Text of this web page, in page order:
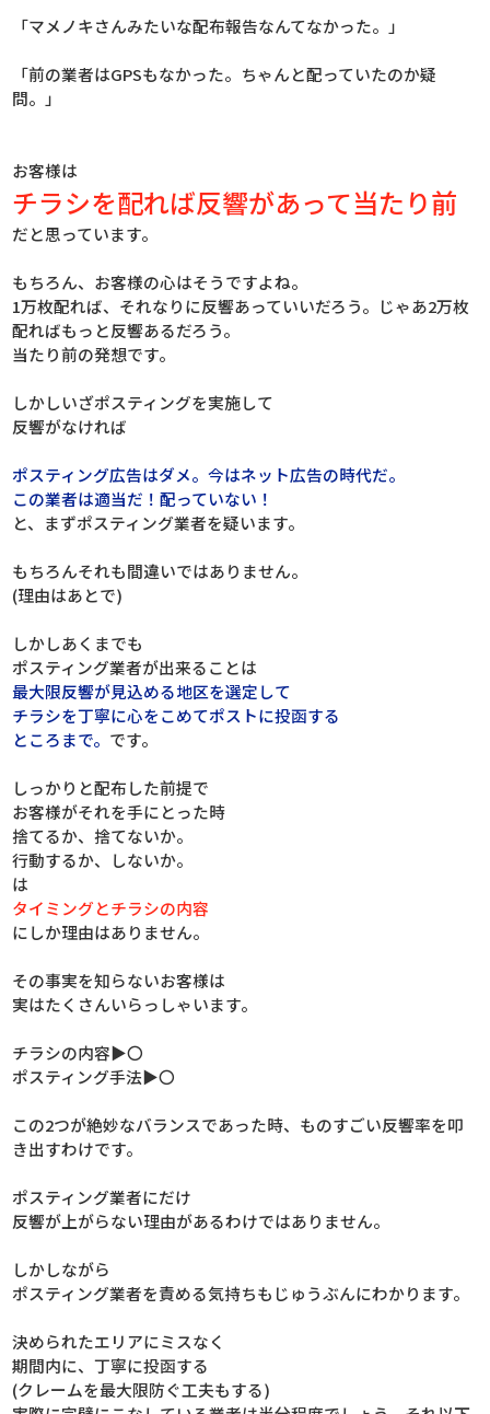
「マメノキさんみたいな配布報告なんてなかった。」
「前の業者はGPSもなかった。ちゃんと配っていたのか疑
問。」
お客様は
チラシを配れば反響があって当たり前
だと思っています。
もちろん、お客様の心はそうですよね。
1万枚配れば、それなりに反響あっていいだろう。じゃあ2万枚
配ればもっと反響あるだろう。
当たり前の発想です。
しかしいざポスティングを実施して
反響がなければ
ポスティング広告はダメ。今はネット広告の時代だ。
この業者は適当だ！配っていない！
と、まずポスティング業者を疑います。
もちろんそれも間違いではありません。
(理由はあとで)
しかしあくまでも
ポスティング業者が出来ることは
最大限反響が見込める地区を選定して
チラシを丁寧に心をこめてポストに投函する
ところまで。 です。
しっかりと配布した前提で
お客様がそれを手にとった時
捨てるか、捨てないか。
行動するか、しないか。
は
タイミングとチラシの内容
にしか理由はありません。
その事実を知らないお客様は
実はたくさんいらっしゃいます。
チラシの内容▶〇
ポスティング手法▶〇
この2つが絶妙なバランスであった時、ものすごい反響率を叩
き出すわけです。
ポスティング業者にだけ
反響が上がらない理由があるわけではありません。
しかしながら
ポスティング業者を責める気持ちもじゅうぶんにわかります。
決められたエリアにミスなく
期間内に、丁寧に投函する
(クレームを最大限防ぐ工夫もする)